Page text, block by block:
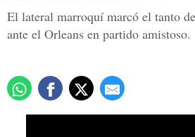
El lateral marroquí marcó el tanto
ante el Orleans en partido amistoso.